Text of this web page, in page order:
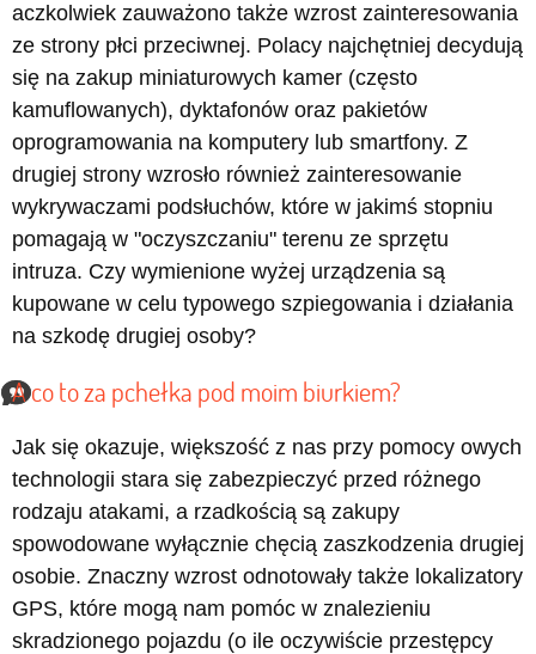
aczkolwiek zauważono także wzrost zainteresowania
ze strony płci przeciwnej. Polacy najchętniej decydują
się na zakup miniaturowych kamer (często
kamuflowanych), dyktafonów oraz pakietów
oprogramowania na komputery lub smartfony. Z
drugiej strony wzrosło również zainteresowanie
wykrywaczami podsłuchów, które w jakimś stopniu
pomagają w "oczyszczaniu" terenu ze sprzętu
intruza. Czy wymienione wyżej urządzenia są
kupowane w celu typowego szpiegowania i działania
na szkodę drugiej osoby?
A co to za pchełka pod moim biurkiem?
Jak się okazuje, większość z nas przy pomocy owych
technologii stara się zabezpieczyć przed różnego
rodzaju atakami, a rzadkością są zakupy
spowodowane wyłącznie chęcią zaszkodzenia drugiej
osobie. Znaczny wzrost odnotowały także lokalizatory
GPS, które mogą nam pomóc w znalezieniu
skradzionego pojazdu (o ile oczywiście przestępcy